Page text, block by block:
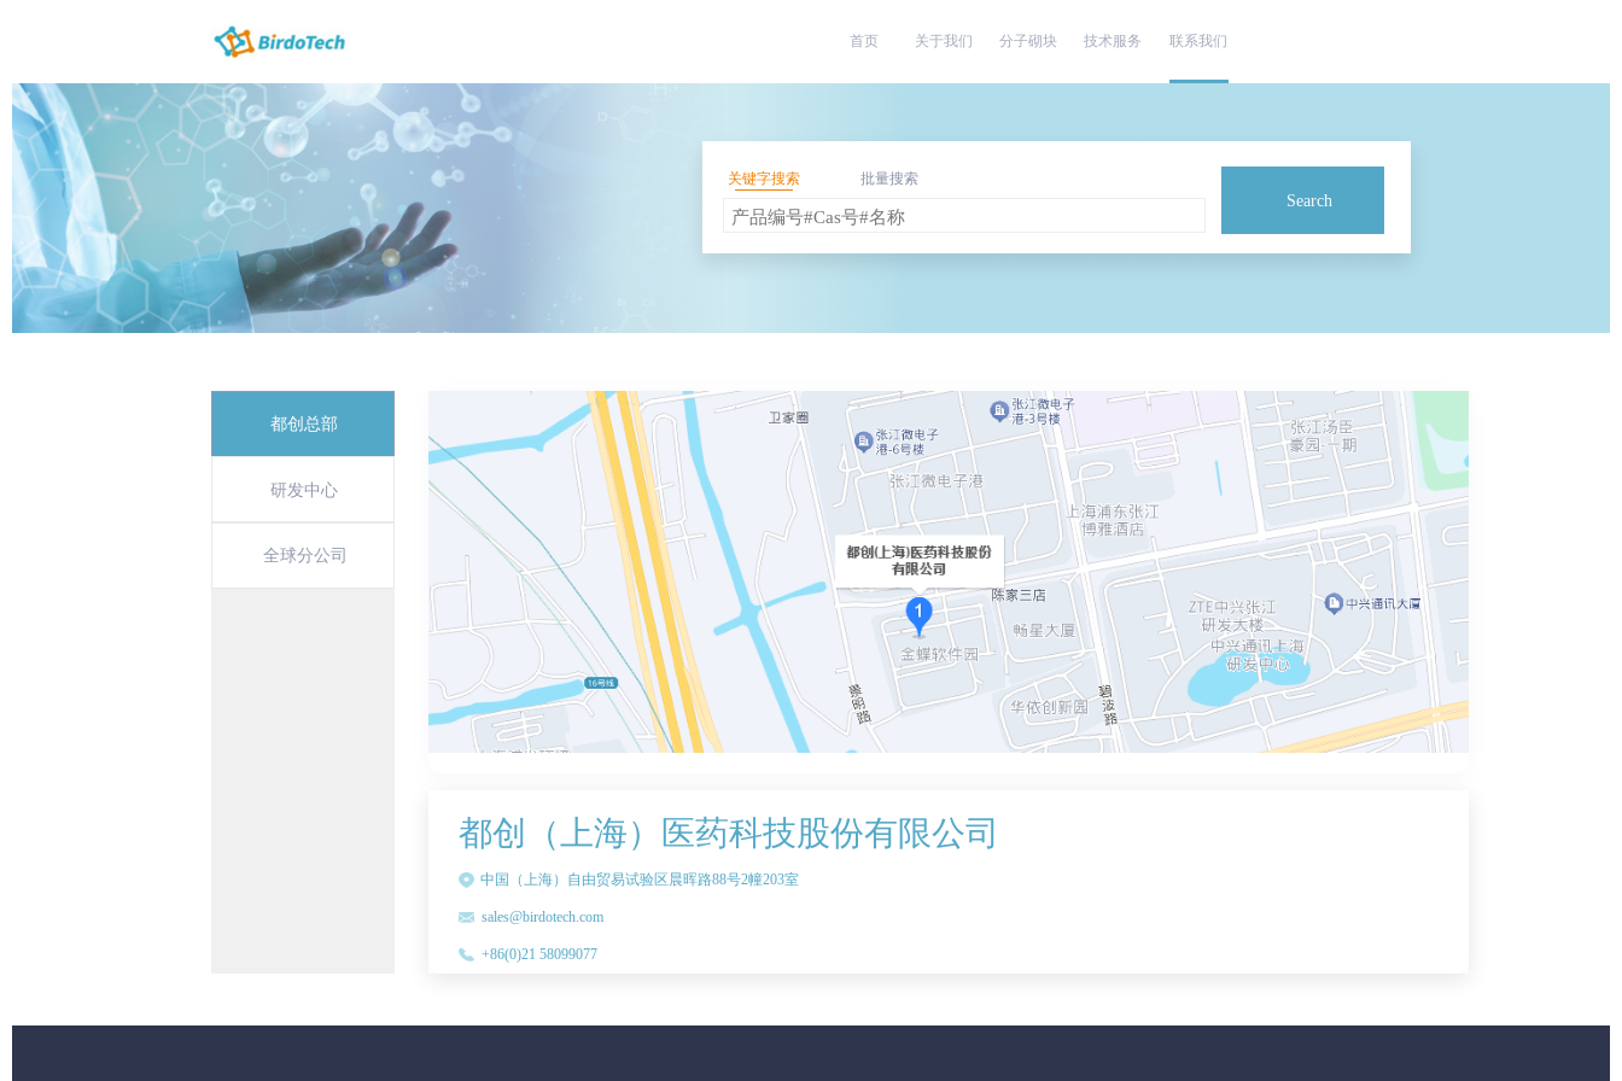
首页 关于我们 分子砌块 技术服务 联系我们
关键字搜索 批量搜索
Search
都创总部
研发中心
全球分公司
都创（上海）医药科技股份有限公司
中国（上海）自由贸易试验区晨晖路88号2幢203室
sales@birdotech.com
+86(0)21 58099077